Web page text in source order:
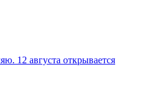
12 августа открывается